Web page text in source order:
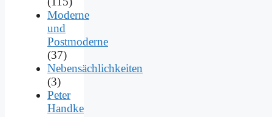
Moderne
und
Postmoderne
(37)
Nebensächlichkeiten
(3)
Peter
Handke